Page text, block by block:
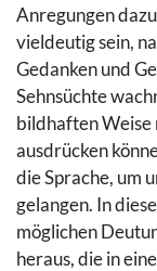
Anregungen
vieldeutig sein,
Gedanken und
Sehnsüchte
bildhaften Weise
ausdrücken
die Sprache, um
gelangen. In
möglichen
heraus, die in